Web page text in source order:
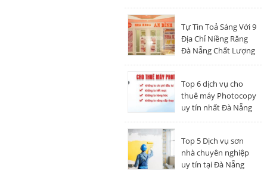
Tự Tin Toả Sáng Với 9
Địa Chỉ Niềng Răng
Đà Nẵng Chất Lượng
Top 6 dịch vụ cho
thuê máy Photocopy
uy tín nhất Đà Nẵng
Top 5 Dịch vụ sơn
nhà chuyên nghiệp
uy tín tại Đà Nẵng